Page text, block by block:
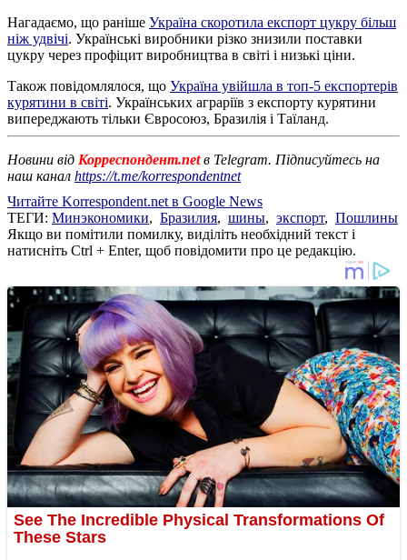
Нагадаємо, що раніше Україна скоротила експорт цукру більш
ніж удвічі. Українські виробники різко знизили поставки
цукру через профіцит виробництва в світі і низькі ціни.
Також повідомлялося, що Україна увійшла в топ-5 експортерів
курятини в світі. Українських аграріїв з експорту курятини
випереджають тільки Євросоюз, Бразилія і Таїланд.
Новини від Корреспондент.netв Telegram. Підписуйтесь на
наш канал https://t.me/korrespondentnet
Читайте Korrespondent.net в Google News
ТЕГИ: Минэкономики, Бразилия, шины, экспорт, Пошлины
Якщо ви помітили помилку, виділіть необхідний текст і
натисніть Ctrl + Enter, щоб повідомити про це редакцію.